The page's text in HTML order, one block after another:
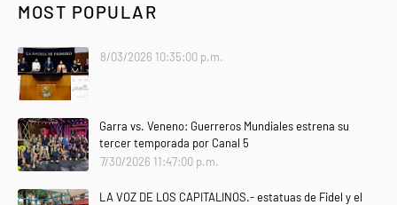
MOST POPULAR
8/03/2026 10:35:00 p.m.
Garra vs. Veneno: Guerreros Mundiales estrena su
tercer temporada por Canal 5
7/30/2026 11:47:00 p.m.
LA VOZ DE LOS CAPITALINOS.- estatuas de Fidel y el